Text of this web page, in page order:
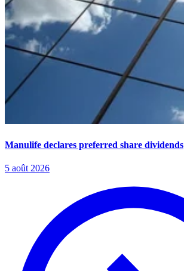
Manulife declares preferred share dividends
5 août 2026